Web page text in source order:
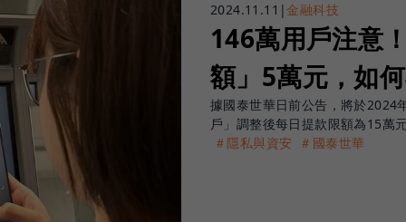
2024.11.11 |金融科技
146萬用戶注意
額」5萬元，如
據國泰世華日前公告，將於2024
戶」調整後每日提款限額為15萬
＃隱私與資安
＃國泰世華